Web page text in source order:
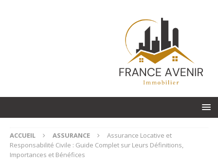
ACCUEIL ASSURANCE
Assurance Locative et
Responsabilité Civile : Guide Complet sur Leurs Définitions,
Importances et Bénéfices